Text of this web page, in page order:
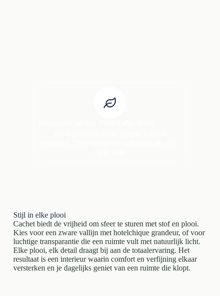
Stijl in elke plooi
Cachet biedt de vrijheid om sfeer te sturen met stof en plooi.
Kies voor een zware vallijn met hotelchique grandeur, of voor
luchtige transparantie die een ruimte vult met natuurlijk licht.
Elke plooi, elk detail draagt bij aan de totaalervaring. Het
resultaat is een interieur waarin comfort en verfijning elkaar
versterken en je dagelijks geniet van een ruimte die klopt.